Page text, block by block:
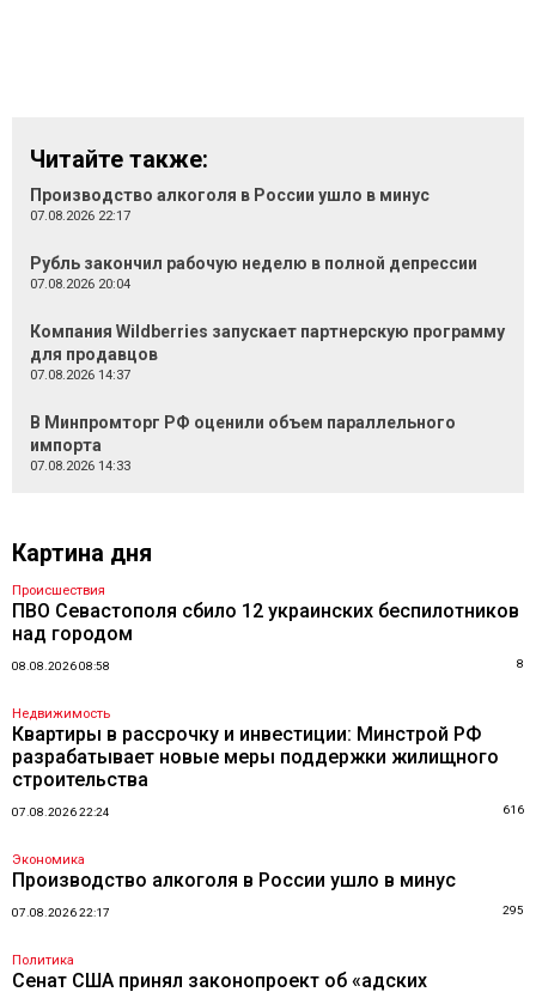
Читайте также:
Производство алкоголя в России ушло в минус
07.08.2026 22:17
Рубль закончил рабочую неделю в полной депрессии
07.08.2026 20:04
Компания Wildberries запускает партнерскую программу
для продавцов
07.08.2026 14:37
В Минпромторг РФ оценили объем параллельного
импорта
07.08.2026 14:33
Картина дня
Происшествия
ПВО Севастополя сбило 12 украинских беспилотников
над городом
08.08.2026 08:58 8
Недвижимость
Квартиры в рассрочку и инвестиции: Минстрой РФ
разрабатывает новые меры поддержки жилищного
строительства
07.08.2026 22:24 616
Экономика
Производство алкоголя в России ушло в минус
07.08.2026 22:17 295
Политика
Сенат США принял законопроект об «адских